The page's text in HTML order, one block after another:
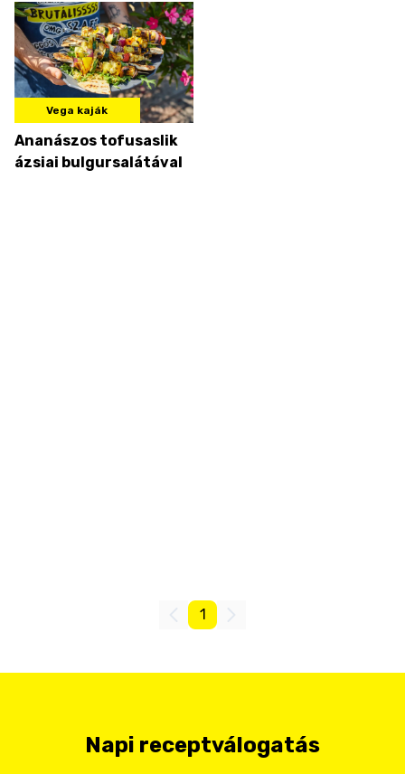
Vega kaják
Ananászos tofusaslik
ázsiai bulgursalátával
1
Napi receptválogatás